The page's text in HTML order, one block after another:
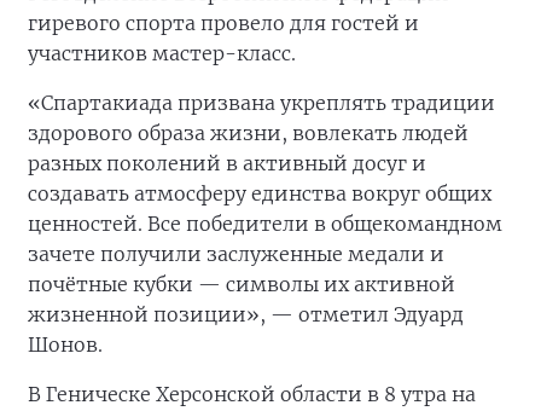
гиревого спорта провело для гостей и
участников мастер-класс.
«Спартакиада призвана укреплять традиции
здорового образа жизни, вовлекать людей
разных поколений в активный досуг и
создавать атмосферу единства вокруг общих
ценностей. Все победители в общекомандном
зачете получили заслуженные медали и
почётные кубки — символы их активной
жизненной позиции», — отметил Эдуард
Шонов.
В Геническе Херсонской области в 8 утра на